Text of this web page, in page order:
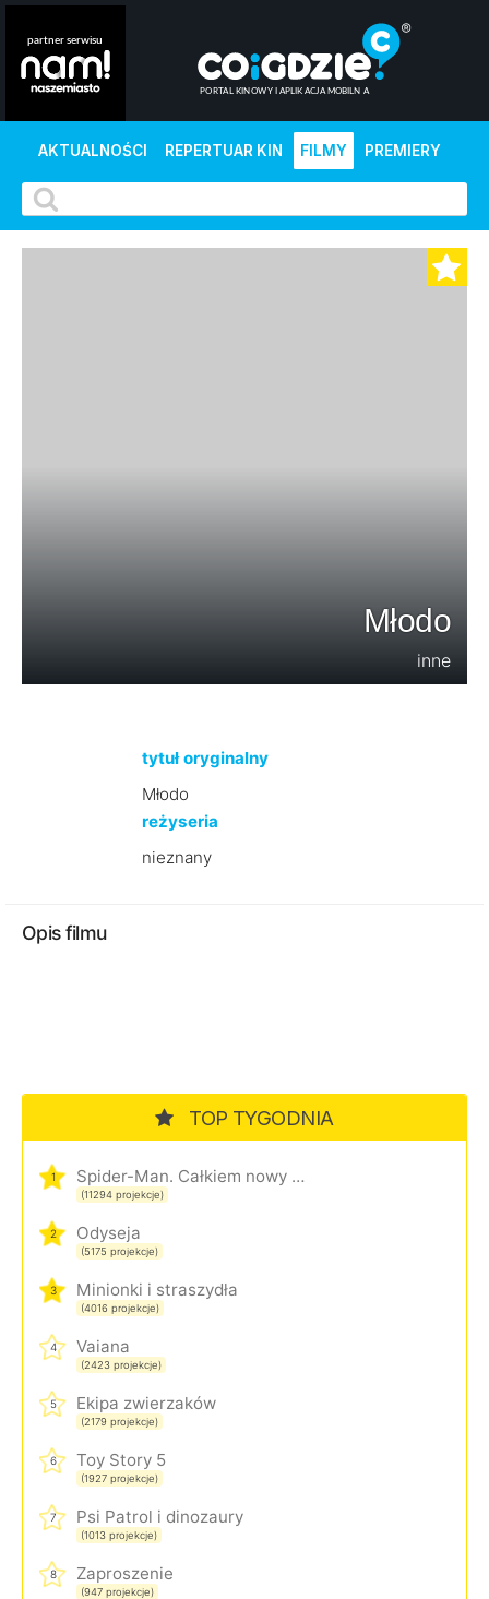
AKTUALNOŚCI REPERTUAR KIN FILMY PREMIERY
Młodo
inne
tytuł oryginalny
Młodo
reżyseria
nieznany
Opis filmu
TOP TYGODNIA
1 Spider-Man. Całkiem nowy dzień
(11294 projekcje)
2 Odyseja
(5175 projekcje)
3 Minionki i straszydła
(4016 projekcje)
4 Vaiana
(2423 projekcje)
5 Ekipa zwierzaków
(2179 projekcje)
6 Toy Story 5
(1927 projekcje)
7 Psi Patrol i dinozaury
(1013 projekcje)
8 Zaproszenie
(947 projekcje)